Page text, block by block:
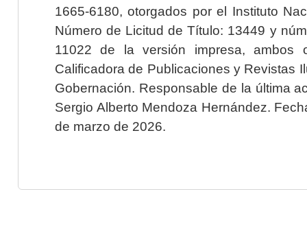
1665-6180, otorgados por el Instituto
Número de Licitud de Título: 13449 y
11022 de la versión impresa, ambos
Calificadora de Publicaciones y Revistas
Gobernación. Responsable de la última
Sergio Alberto Mendoza Hernández.
de marzo de 2026.